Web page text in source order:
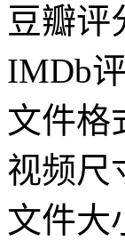
豆瓣评
IMDb
文件
视频尺
文件